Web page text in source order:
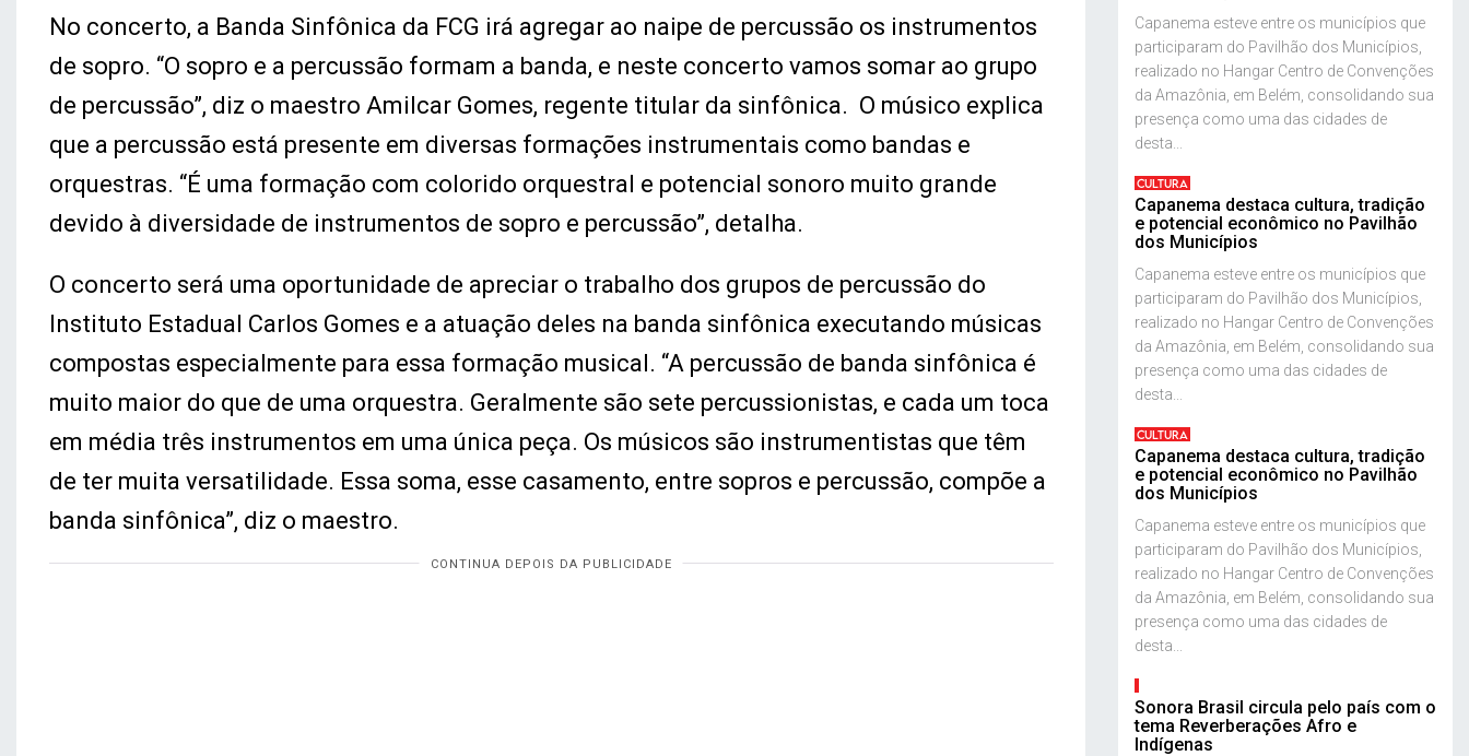
No concerto, a Banda Sinfônica da FCG irá agregar ao naipe de percussão os instrumentos
de sopro. “O sopro e a percussão formam a banda, e neste concerto vamos somar ao grupo
de percussão”, diz o maestro Amilcar Gomes, regente titular da sinfônica. O músico explica
que a percussão está presente em diversas formações instrumentais como bandas e
orquestras. “É uma formação com colorido orquestral e potencial sonoro muito grande
devido à diversidade de instrumentos de sopro e percussão”, detalha.
O concerto será uma oportunidade de apreciar o trabalho dos grupos de percussão do
Instituto Estadual Carlos Gomes e a atuação deles na banda sinfônica executando músicas
compostas especialmente para essa formação musical. “A percussão de banda sinfônica é
muito maior do que de uma orquestra. Geralmente são sete percussionistas, e cada um toca
em média três instrumentos em uma única peça. Os músicos são instrumentistas que têm
de ter muita versatilidade. Essa soma, esse casamento, entre sopros e percussão, compõe a
banda sinfônica”, diz o maestro.
Capanema esteve entre os municípios que
participaram do Pavilhão dos Municípios,
realizado no Hangar Centro de Convenções
da Amazônia, em Belém, consolidando sua
presença como uma das cidades de
desta...
CULTURA
Capanema destaca cultura, tradição
e potencial econômico no Pavilhão
dos Municípios
Capanema esteve entre os municípios que
participaram do Pavilhão dos Municípios,
realizado no Hangar Centro de Convenções
da Amazônia, em Belém, consolidando sua
presença como uma das cidades de
desta...
CULTURA
Capanema destaca cultura, tradição
e potencial econômico no Pavilhão
dos Municípios
Capanema esteve entre os municípios que
participaram do Pavilhão dos Municípios,
realizado no Hangar Centro de Convenções
da Amazônia, em Belém, consolidando sua
presença como uma das cidades de
desta...
Sonora Brasil circula pelo país com o
tema Reverberações Afro e
Indígenas